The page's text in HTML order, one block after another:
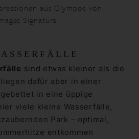
aus Olympos von
Signature
sind etwas kleiner als die
dafür aber in einer
in eine üppige
viele kleine Wasserfälle,
Park – optimal,
entkommen